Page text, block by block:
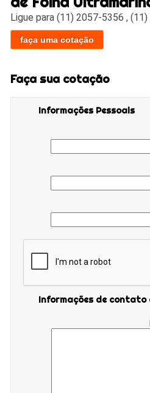
Ligue para(11) 2057-5356 ,
faça uma cotação
Faça sua cotação
Informações Pessoais
Informações de contato